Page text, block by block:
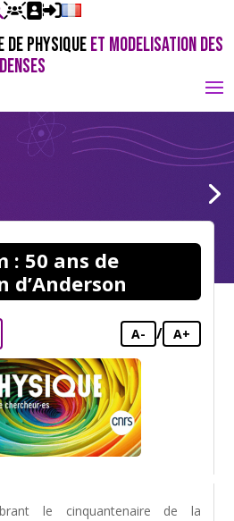
DE PHYSIQUEET MODELISATION DES
: 50 ans de
d’Anderson
A- / A+
le cinquantenaire de la